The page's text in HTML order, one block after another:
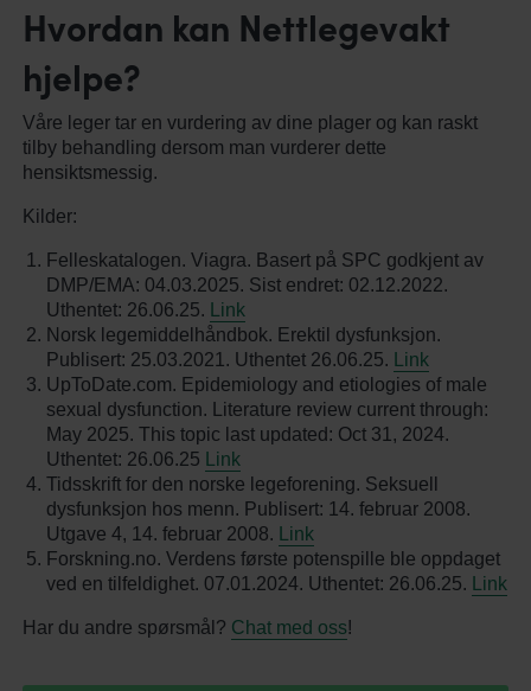
Hvordan kan Nettlegevakt
hjelpe?
Våre leger tar en vurdering av dine plager og kan raskt
tilby behandling dersom man vurderer dette
hensiktsmessig.
Kilder:
Felleskatalogen. Viagra. Basert på SPC godkjent av
DMP/EMA: 04.03.2025. Sist endret: 02.12.2022.
Uthentet: 26.06.25. Link
Norsk legemiddelhåndbok. Erektil dysfunksjon.
Publisert: 25.03.2021. Uthentet 26.06.25. Link
UpToDate.com. Epidemiology and etiologies of male
sexual dysfunction. Literature review current through:
May 2025. This topic last updated: Oct 31, 2024.
Uthentet: 26.06.25 Link
Tidsskrift for den norske legeforening. Seksuell
dysfunksjon hos menn. Publisert: 14. februar 2008.
Utgave 4, 14. februar 2008. Link
Forskning.no. Verdens første potenspille ble oppdaget
ved en tilfeldighet. 07.01.2024. Uthentet: 26.06.25. Link
Har du andre spørsmål? Chat med oss!